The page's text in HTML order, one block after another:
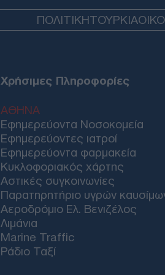
ΠΟΛΙΤΙΚΗΤΟΥΡΚΙΑ
Χρήσιμες Πληροφορίες
ΑΘΗΝΑ
Εφημερεύοντα Νοσοκομεία
Εφημερεύοντες ιατροί
Εφημερεύοντα φαρμακεία
Κυκλοφοριακός χάρτης
Αστικές συγκοινωνίες
Παρατηρητήριο υγρών
Αεροδρόμιο Ελ. Βενιζέλος
Λιμάνια
Marine Traffic
Ράδιο Ταξί